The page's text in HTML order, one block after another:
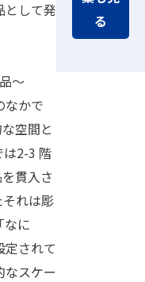
として発
～
なかで
空間と
は2-3 階
貫入さ
れは彫
なに
定されて
なスケー
る